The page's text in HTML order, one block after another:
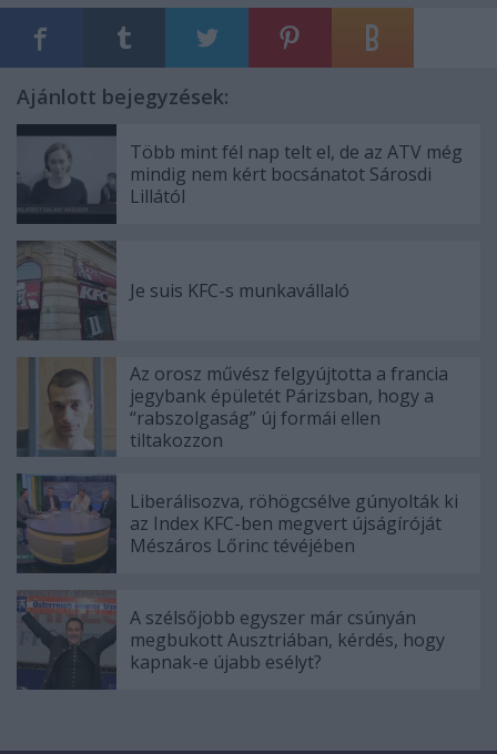
Ajánlott bejegyzések:
Több mint fél nap telt el, de az ATV még
mindig nem kért bocsánatot Sárosdi
Lillától
Je suis KFC-s munkavállaló
Az orosz művész felgyújtotta a francia
jegybank épületét Párizsban, hogy a
“rabszolgaság” új formái ellen
tiltakozzon
Liberálisozva, röhögcsélve gúnyolták ki
az Index KFC-ben megvert újságíróját
Mészáros Lőrinc tévéjében
A szélsőjobb egyszer már csúnyán
megbukott Ausztriában, kérdés, hogy
kapnak-e újabb esélyt?